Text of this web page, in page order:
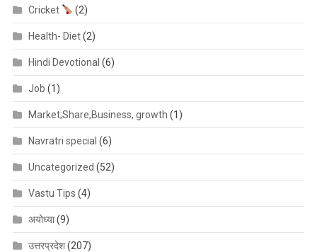
Cricket (2)
Health- Diet(2)
Hindi Devotional (6)
Job (1)
Market;Share,Business, growth (1)
Navratri special (6)
Uncategorized (52)
Vastu Tips (4)
अयोध्या(9)
उत्तरप्रदेश(207)